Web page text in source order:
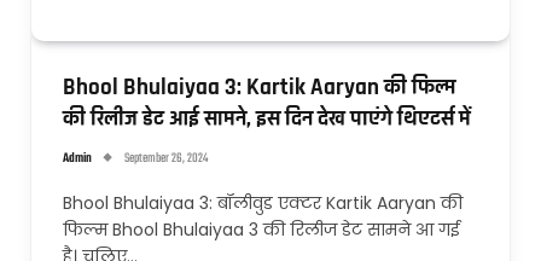
Bhool Bhulaiyaa 3: Kartik Aaryan की फिल्म
की रिलीज डेट आई सामने, इस दिन देख पाएंगे थिएटर्स में
Admin September 26, 2024
Bhool Bhulaiyaa 3: बॉलीवुड एक्टर Kartik Aaryan की
फिल्म Bhool Bhulaiyaa 3 की रिलीज डेट सामने आ गई
है। चलिए…